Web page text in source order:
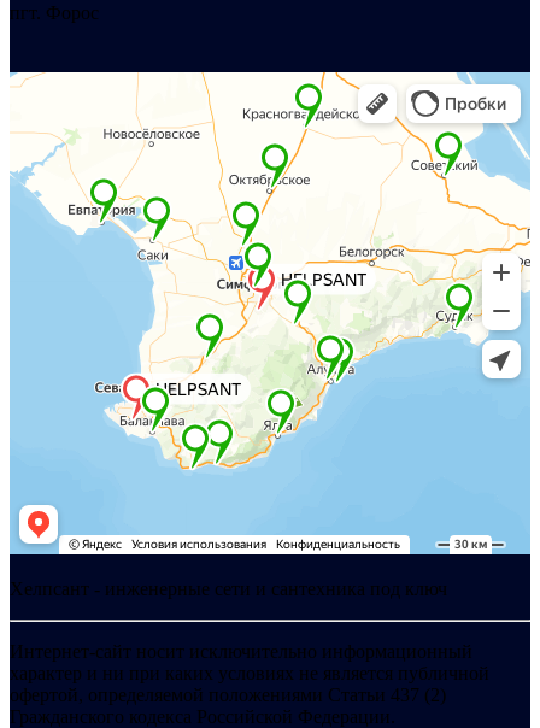
пгт. Форос
Хелпсант - инженерные сети и сантехника под ключ
Интернет-сайт носит исключительно информационный
характер и ни при каких условиях не является публичной
офертой, определяемой положениями Статьи 437 (2)
Гражданского кодекса Российской Федерации.